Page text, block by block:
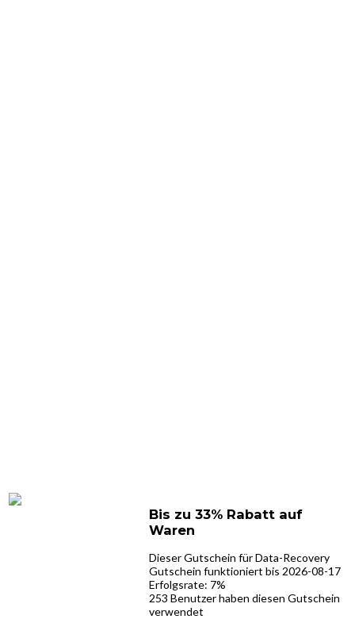
Bis zu 33% Rabatt auf
Waren
Dieser Gutschein für Data-Recovery
Gutschein funktioniert bis 2026-08-17
Erfolgsrate: 7%
253 Benutzer haben diesen Gutschein
verwendet